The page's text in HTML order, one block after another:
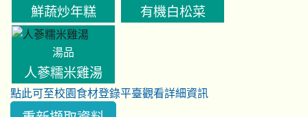
鮮蔬炒年糕 有機白松菜
湯品
人蔘糯米雞湯
點此可至校園食材登錄平臺觀看詳細資訊